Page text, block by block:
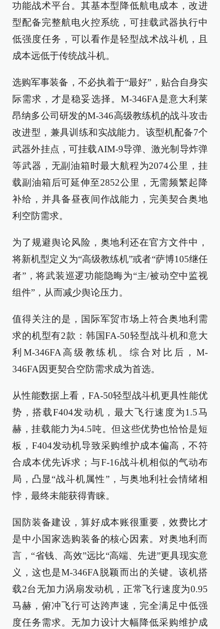
功能战术平台。其基本型降低航电成本，改进
型配备完整航电火控系统，可挂载武器执行中
低强度任务，可以看作是轻型战术战斗机，且
成本远低于传统战斗机。
选购军事装备，不必执着于“最好”，贴合自身实
际需求，才是稳妥选择。M-346FA是意大利莱
昂纳多公司研发的M-346高级教练机的战斗攻击
改进型，兼具训练和实战能力。该型机配备7个
武器外挂点，可挂载AIM-9导弹、激光制导炸弹
等武器，无副油箱时最大航程为2074公里，挂
载副油箱后可延伸至2852公里，无需频繁起降
补给，并具备昼夜间作战能力，完美契合奥地
利空防需求。
为了规避舆论风险，奥地利还在官方文件中，
将新机型定义为“高级教练机”或者“萨博105继任
者”，将武装巡逻功能隐晦为“主/被动空中监视
组件”，从而减少舆论压力。
值得关注的是，国际军贸市场上符合奥地利需
求的机型有2款：韩国FA-50轻型战斗机和意大
利M-346FA高级教练机。综合对比后，M-
346FA因更契合空防需求成为首选。
从性能数据上看，FA-50轻型战斗机更具性能优
势，搭载F404发动机，最大飞行速度为1.5马
赫，挂载能力为4.5吨。但这些优势也恰恰是短
板，F404发动机导致采购维护成本偏高，不符
合成本优先诉求；与F-16战斗机相似的气动布
局，凸显“战斗机属性”，与奥地利社会情绪相
悖，最终未能获得青睐。
国防装备建设，算好成本账很重要，效费比才
是中小国家选购装备的核心因素。对奥地利而
言，“省钱、高效”远比“高端、先进”更具现实意
义，这也是M-346FA脱颖而出的关键。该机搭
载2台无加力涡扇发动机，正常飞行速度为0.95
马赫，俯冲飞行可达跨声速，完全满足中低强
度任务需求。无加力设计大幅降低采购维护成